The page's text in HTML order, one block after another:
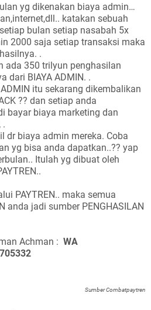
yg dikenakan biaya admin…
katakan sebuah
bulan setiap nasabah 5x
2000 saja setiap transaksi maka
.
ada 350 trilyun penghasilan
dari BIAYA ADMIN. .
itu sekarang dikembalikan
?? dan setiap anda
bayar biaya marketing dan
.
dr biaya admin mereka. Coba
yg bisa anda dapatkan..?? yap
Itulah yg dibuat oleh
PAYTREN.. maka semua
anda jadi sumber PENGHASILAN
Achman : WA
Sumber Combatpaytren